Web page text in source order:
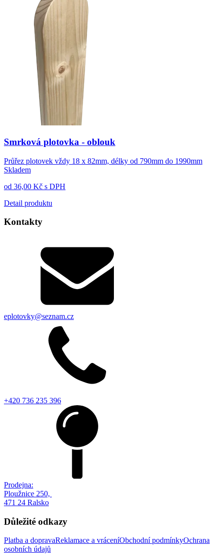
Smrková plotovka - oblouk
Průřez plotovek vždy 18 x 82mm, délky od 790mm do 1990mm
Skladem
od 36,00 Kč s DPH
Detail produktu
Kontakty
eplotovky@seznam.cz
+420 736 235 396
Prodejna:
Ploužnice 250,
471 24 Ralsko
Důležité odkazy
Platba a dopravaReklamace a vráceníObchodní podmínkyOchrana
osobních údajů